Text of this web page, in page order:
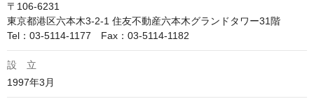
〒106-6231
東京都港区六本木3-2-1 住友不動産六本木グランドタワー31階
Tel：03-5114-1177　Fax：03-5114-1182
設 立
1997年3月